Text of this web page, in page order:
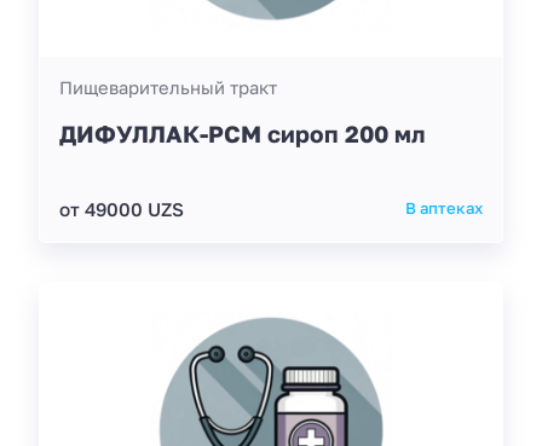
Пищеварительный тракт
ДИФУЛЛАК-РСМ сироп 200 мл
от 49000 UZS В аптеках